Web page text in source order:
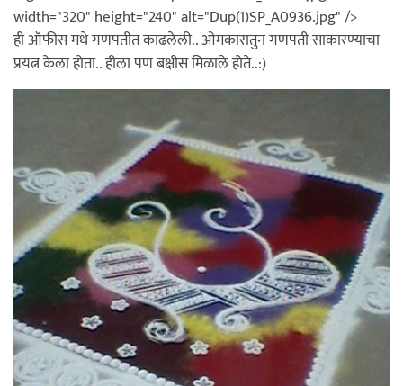
width="320" height="240" alt="Dup(1)SP_A0936.jpg" />
ही ऑफीस मधे गणपतीत काढलेली.. ओमकारातुन गणपती साकारण्याचा
प्रयत्न केला होता.. हीला पण बक्षीस मिळाले होते..:)